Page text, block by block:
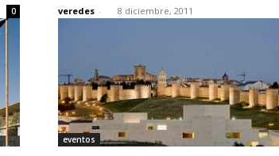
0 veredes - 8 diciembre, 2011
eventos